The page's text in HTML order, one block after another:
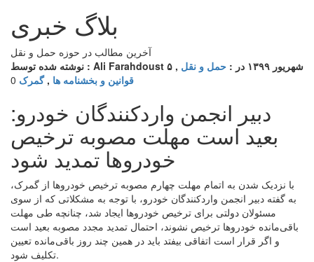
بلاگ خبری
آخرین مطالب در حوزه حمل و نقل
نوشته شده توسط : Ali Farahdoust
۵ شهریور ۱۳۹۹ در : حمل و نقل ,
قوانین و بخشنامه ها ,گمرک 0
دبیر انجمن واردکنندگان خودرو:
بعید است مهلت مصوبه ترخیص
خودروها تمدید شود
با نزدیک شدن به اتمام مهلت چهارم مصوبه ترخیص خودروها از گمرک،
به گفته دبیر انجمن واردکنندگان خودرو، با توجه به مشکلاتی که از سوی
مسئولان دولتی برای ترخیص خودروها ایجاد شد، چنانچه طی مهلت
باقی‌مانده خودروها ترخیص نشوند، احتمال تمدید مجدد مصوبه بعید است
و اگر قرار است اتفاقی بیفتد باید در همین چند روز باقی‌مانده تعیین
تکلیف شود.